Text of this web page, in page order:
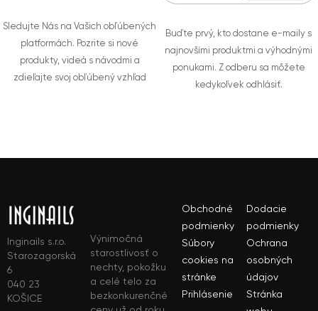
Sledujte Nás na Vašich obľúbených
platformách. Pozrite si nové
produkty, videá s návodmi a
zdieľajte svoj obľúbený vzhľad
Buďte prvý, kto dostane e-maily s
najnovšími produktmi a výhodnými
ponukami. Z odberu sa môžete
kedykoľvek odhlásiť.
Inginails s.r.o.
Starozagorská
6
040 23
KOŠICE
Výnimočná
starostlivosť o
nechty, pokožku
a celé telo za
bezkonkurenčné
Obchodné
podmienky
Dodacie
podmienky
Súbory
cookies na
stránke
Ochrana
osobných
údajov
Prihlásenie
Stránka